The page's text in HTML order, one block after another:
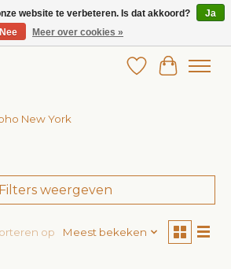
in betaalbare kinderkleding!
Verlanglijst
New York
Filters weergeven
op Meest bekeken
website te verbeteren. Is dat akkoord?
Ja
Nee
Meer over cookies »